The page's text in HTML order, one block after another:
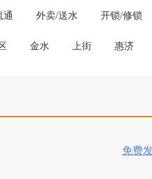
通 外卖/送水 开锁/修锁
金水 上街 惠济
免费